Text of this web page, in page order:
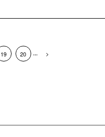
19 20 ...